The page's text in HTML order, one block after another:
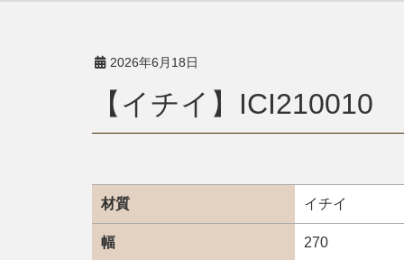
2026年6月18日
【イチイ】ICI210010
材質 イチイ
幅 270